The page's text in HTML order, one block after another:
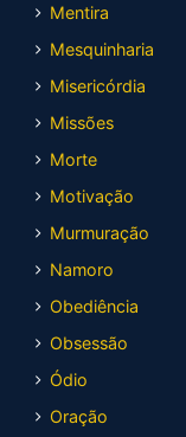
Mentira
Mesquinharia
Misericórdia
Missões
Morte
Motivação
Murmuração
Namoro
Obediência
Obsessão
Ódio
Oração